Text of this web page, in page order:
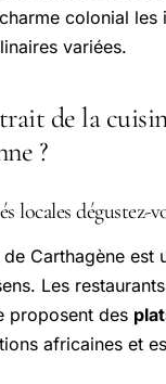
colonial les
variées.
de la
?
locales dégustez-
Carthagène est
Les
proposent des
africaines et